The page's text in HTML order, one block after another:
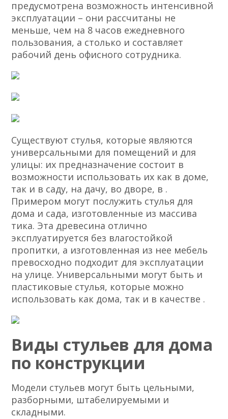
предусмотрена возможность интенсивной
эксплуатации – они рассчитаны не
меньше, чем на 8 часов ежедневного
пользования, а столько и составляет
рабочий день офисного сотрудника.
Существуют стулья, которые являются
универсальными для помещений и для
улицы: их предназначение состоит в
возможности использовать их как в доме,
так и в саду, на дачу, во дворе, в .
Примером могут послужить стулья для
дома и сада, изготовленные из массива
тика. Эта древесина отлично
эксплуатируется без влагостойкой
пропитки, а изготовленная из нее мебель
превосходно подходит для эксплуатации
на улице. Универсальными могут быть и
пластиковые стулья, которые можно
использовать как дома, так и в качестве .
Виды стульев для дома
по конструкции
Модели стульев могут быть цельными,
разборными, штабелируемыми и
складными.